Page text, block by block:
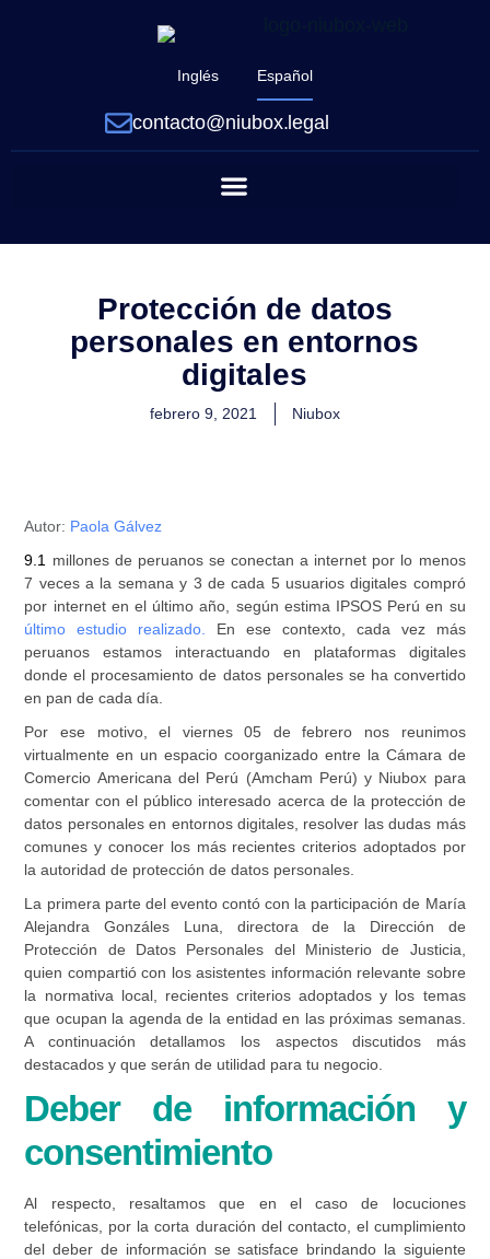
contacto@niubox.legal
Inglés Español
Protección de datos
personales en entornos
digitales
febrero 9, 2021 Niubox
Autor: Paola Gálvez
9.1
millones de peruanos se conectan a internet por lo menos
7 veces a la semana y 3 de cada 5 usuarios digitales compró
por internet en el último año, según estima IPSOS Perú en su
último estudio realizado.
En ese contexto, cada vez más
peruanos estamos interactuando en plataformas digitales
donde el procesamiento de datos personales se ha convertido
en pan de cada día.
Por ese motivo, el viernes 05 de febrero nos reunimos
virtualmente en un espacio coorganizado entre la Cámara de
Comercio Americana del Perú (Amcham Perú) y Niubox para
comentar con el público interesado acerca de la protección de
datos personales en entornos digitales, resolver las dudas más
comunes y conocer los más recientes criterios adoptados por
la autoridad de protección de datos personales.
La primera parte del evento contó con la participación de María
Alejandra Gonzáles Luna, directora de la Dirección de
Protección de Datos Personales del Ministerio de Justicia,
quien compartió con los asistentes información relevante sobre
la normativa local, recientes criterios adoptados y los temas
que ocupan la agenda de la entidad en las próximas semanas.
A continuación detallamos los aspectos discutidos más
destacados y que serán de utilidad para tu negocio.
Deber de información y
consentimiento
Al respecto, resaltamos que en el caso de locuciones
telefónicas, por la corta duración del contacto, el cumplimiento
del deber de información se satisface brindando la siguiente